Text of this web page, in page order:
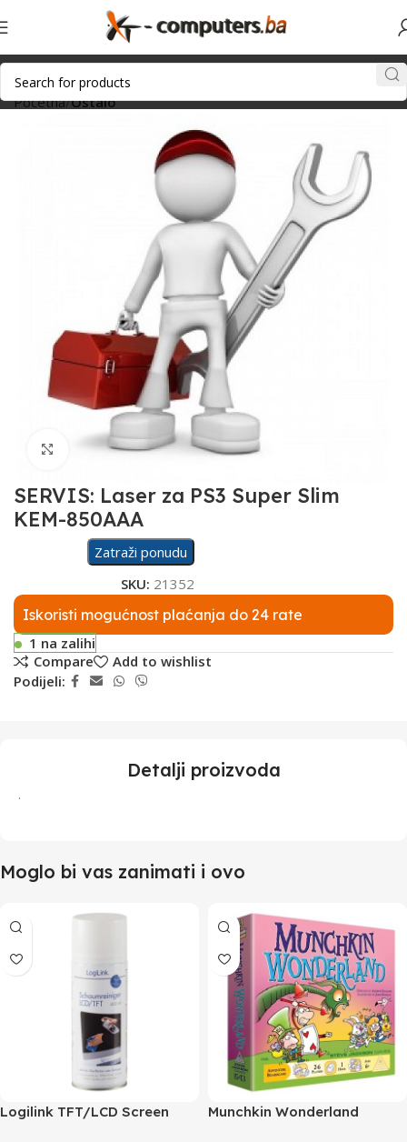
Početna Ostalo
Click to enlarge
SERVIS: Laser za PS3 Super Slim
KEM-850AAA
Zatraži ponudu
SKU: 21352
Iskoristi mogućnost plaćanja do 24 rate
1 na zalihi
Compare
Add to wishlist
Podijeli:
Detalji proizvoda
.
Moglo bi vas zanimati i ovo
Logilink TFT/LCD Screen
Munchkin Wonderland